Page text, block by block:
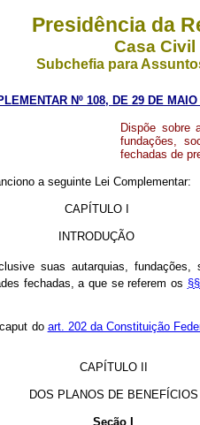
Presidência da
Casa Civil
Subchefia para
Nº 108, DE 29 DE
Dispõe sobre
fundações,
fechadas de
a seguinte Lei Complementar:
CAPÍTULO I
INTRODUÇÃO
suas autarquias, fundações,
fechadas, a que se referem os
do art. 202 da Constituição
CAPÍTULO II
DOS PLANOS DE BENEFÍCIOS
Seção I